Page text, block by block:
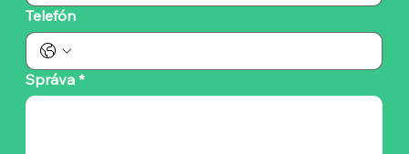
Telefón
Správa *